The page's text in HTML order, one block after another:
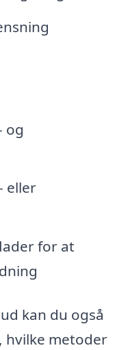
og
eller
for at
kan du også
hvilke metoder